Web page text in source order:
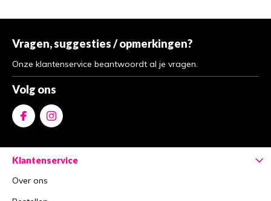
Vragen, suggesties / opmerkingen?
Onze klantenservice beantwoordt al je vragen.
Volg ons
Klantenservice
Over ons